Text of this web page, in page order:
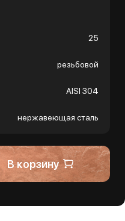
25
резьбовой
AISI 304
нержавеющая сталь
В корзину